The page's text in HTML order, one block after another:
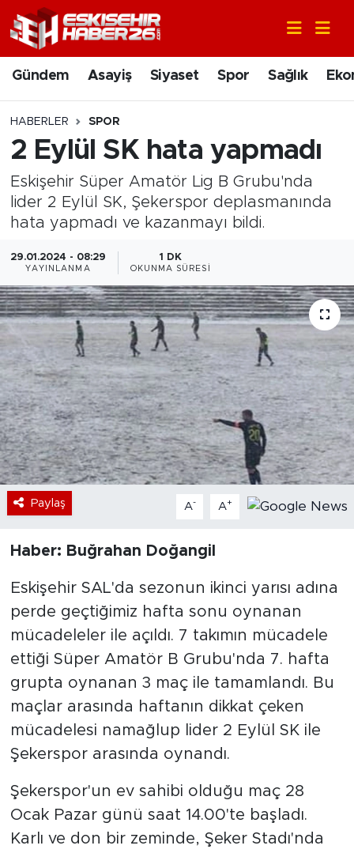
Gündem Asayiş Siyaset Spor Sağlık
HABERLER SPOR
2 Eylül SK hata yapmadı
Eskişehir Süper Amatör Lig B Grubu'nda
lider 2 Eylül SK, Şekerspor deplasmanında
hata yapmadı ve kazanmayı bildi.
29.01.2024 - 08:29
YAYINLANMA
1 DK
OKUNMA SÜRESI
Paylaş A- A+
Haber: Buğrahan Doğangil
Eskişehir SAL'da sezonun ikinci yarısı adına
perde geçtiğimiz hafta sonu oynanan
mücadeleler ile açıldı. 7 takımın mücadele
ettiği Süper Amatör B Grubu'nda 7. hafta
grupta oynanan 3 maç ile tamamlandı. Bu
maçlar arasında haftanın dikkat çeken
mücadelesi namağlup lider 2 Eylül SK ile
Şekerspor arasında oynandı.
Şekerspor'un ev sahibi olduğu maç 28
Ocak Pazar günü saat 14.00'te başladı.
Karlı ve don bir zeminde, Şeker Stadı'nda
Gündem
Asayiş
Siyaset
Spor
Sağlık
Ekonomi
Eğitim
Sanat
Bölge
Teknoloji
Magazin
Dünya
Sektör
Nöbetçi Eczaneler
Hava Durumu
Trafik Durumu
Süper Lig Puan Durumu ve Fikstür
Tüm Manşetler
Son Dakika Haberleri
Haber Arşivi